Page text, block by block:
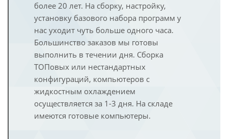
более 20 лет. На сборку, настройку,
установку базового набора программ у
нас уходит чуть больше одного часа.
Большинство заказов мы готовы
выполнить в течении дня. Сборка
ТОПовых или нестандартных
конфигураций, компьютеров с
жидкостным охлаждением
осуществляется за 1-3 дня. На складе
имеются готовые компьютеры.